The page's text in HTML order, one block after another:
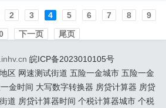
2 3 4 5 6 7 8
9
下一页 尾页
皖ICP备2023010105号
区 网速测试街道 五险一金城市 五险一金
金时间 大写数字转换器 房贷计算器 房贷
道 房贷计算器时间 个税计算器城市 个税